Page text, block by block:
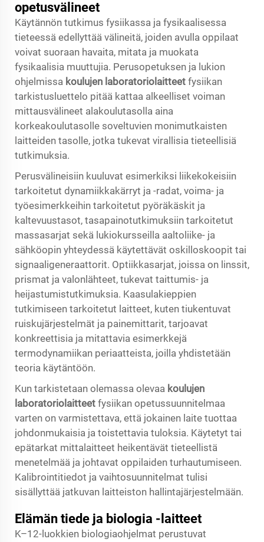
opetusvälineet
Käytännön tutkimus fysiikassa ja fysikaalisessa
tieteessä edellyttää välineitä, joiden avulla oppilaat
voivat suoraan havaita, mitata ja muokata
fysikaalisia muuttujia. Perusopetuksen ja lukion
ohjelmissa koulujen laboratoriolaitteet fysiikan
tarkistusluettelo pitää kattaa alkeelliset voiman
mittausvälineet alakoulutasolla aina
korkeakoulutasolle soveltuvien monimutkaisten
laitteiden tasolle, jotka tukevat virallisia tieteellisiä
tutkimuksia.
Perusvälineisiin kuuluvat esimerkiksi liikekokeisiin
tarkoitetut dynamiikkakärryt ja -radat, voima- ja
työesimerkkeihin tarkoitetut pyöräkäskit ja
kaltevuustasot, tasapainotutkimuksiin tarkoitetut
massasarjat sekä lukiokursseilla aaltoliike- ja
sähköopin yhteydessä käytettävät oskilloskoopit tai
signaaligeneraattorit. Optiikkasarjat, joissa on linssit,
prismat ja valonlähteet, tukevat taittumis- ja
heijastumistutkimuksia. Kaasulakieppien
tutkimiseen tarkoitetut laitteet, kuten tiukentuvat
ruiskujärjestelmät ja painemittarit, tarjoavat
konkreettisia ja mitattavia esimerkkejä
termodynamiikan periaatteista, joilla yhdistetään
teoria käytäntöön.
Kun tarkistetaan olemassa olevaa koulujen
laboratoriolaitteet fysiikan opetussuunnitelmaa
varten on varmistettava, että jokainen laite tuottaa
johdonmukaisia ja toistettavia tuloksia. Käytetyt tai
epätarkat mittalaitteet heikentävät tieteellistä
menetelmää ja johtavat oppilaiden turhautumiseen.
Kalibrointitiedot ja vaihtosuunnitelmat tulisi
sisällyttää jatkuvan laitteiston hallintajärjestelmään.
Elämän tiede ja biologia -laitteet
K–12-luokkien biologiaohjelmat perustuvat